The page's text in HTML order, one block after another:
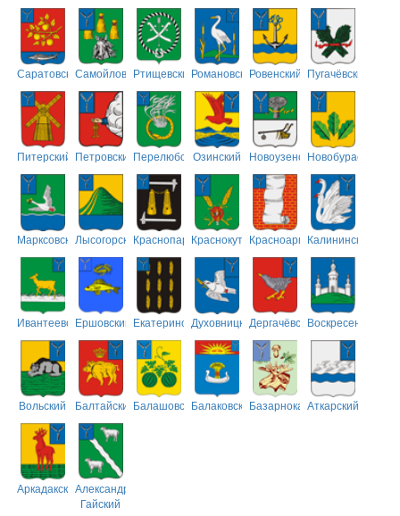
СаратовскийСамойловскийРтищевскийРомановскийРовенский Пугачёвский
Питерский ПетровскийПерелюбскийОзинский НовоузенскийНовобурасский
МарксовскийЛысогорскийКраснопартизанский
КраснокутскийКрасноармейский
Калининский
ИвантеевскийЕршовский ЕкатериновскийДуховницкийДергачёвскийВоскресенский
Вольский БалтайскийБалашовскийБалаковскийБазарнокарабулакский
Аткарский
АркадакскийАлександрово-
Гайский